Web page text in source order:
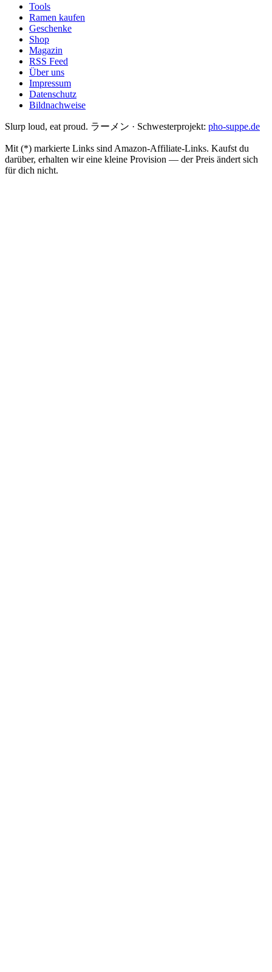
Tools
Ramen kaufen
Geschenke
Shop
Magazin
RSS Feed
Über uns
Impressum
Datenschutz
Bildnachweise
Slurp loud, eat proud. ラーメン · Schwesterprojekt: pho-suppe.de
Mit (*) markierte Links sind Amazon-Affiliate-Links. Kaufst du
darüber, erhalten wir eine kleine Provision — der Preis ändert sich
für dich nicht.